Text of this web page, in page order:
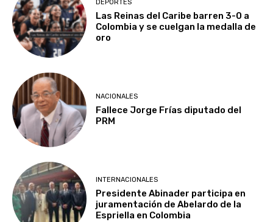
DEPORTES
Las Reinas del Caribe barren 3-0 a
Colombia y se cuelgan la medalla de
oro
NACIONALES
Fallece Jorge Frías diputado del
PRM
INTERNACIONALES
Presidente Abinader participa en
juramentación de Abelardo de la
Espriella en Colombia